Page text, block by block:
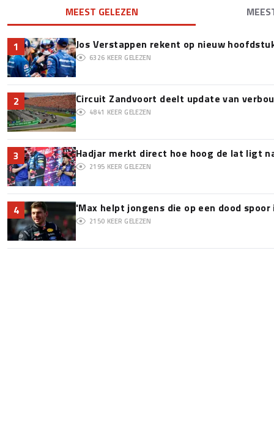
MEEST GELEZEN
1 Jos Verstappen rekent op nieuw
6326 KEER GELEZEN
2 Circuit Zandvoort deelt update van
4841 KEER GELEZEN
3 Hadjar merkt direct hoe hoog de lat ligt
2195 KEER GELEZEN
4 'Max helpt jongens die op een dood
2150 KEER GELEZEN